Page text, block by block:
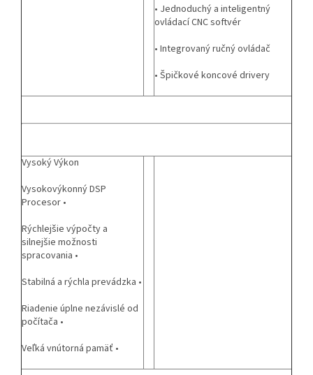
• Jednoduchý a inteligentný
ovládací CNC softvér
• Integrovaný ručný ovládač
• Špičkové koncové drivery
Vysoký Výkon
Vysokovýkonný DSP
Procesor •
Rýchlejšie výpočty a
silnejšie možnosti
spracovania •
Stabilná a rýchla prevádzka •
Riadenie úplne nezávislé od
počítača •
Veľká vnútorná pamäť •